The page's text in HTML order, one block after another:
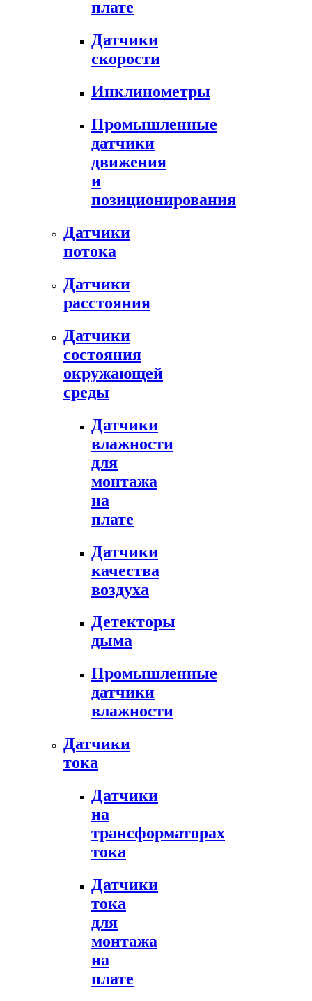
плате
Датчики
скорости
Инклинометры
Промышленные
датчики
движения
и
позиционирования
Датчики
потока
Датчики
расстояния
Датчики
состояния
окружающей
среды
Датчики
влажности
для
монтажа
на
плате
Датчики
качества
воздуха
Детекторы
дыма
Промышленные
датчики
влажности
Датчики
тока
Датчики
на
трансформаторах
тока
Датчики
тока
для
монтажа
на
плате